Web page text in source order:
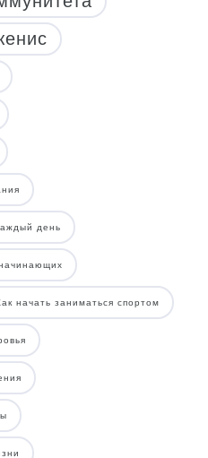
день
начать заниматься спортом